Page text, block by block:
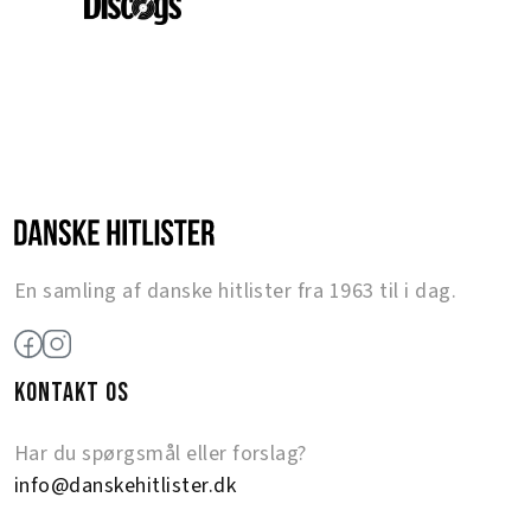
En samling af danske hitlister fra 1963 til i dag.
KONTAKT OS
Har du spørgsmål eller forslag?
info@danskehitlister.dk